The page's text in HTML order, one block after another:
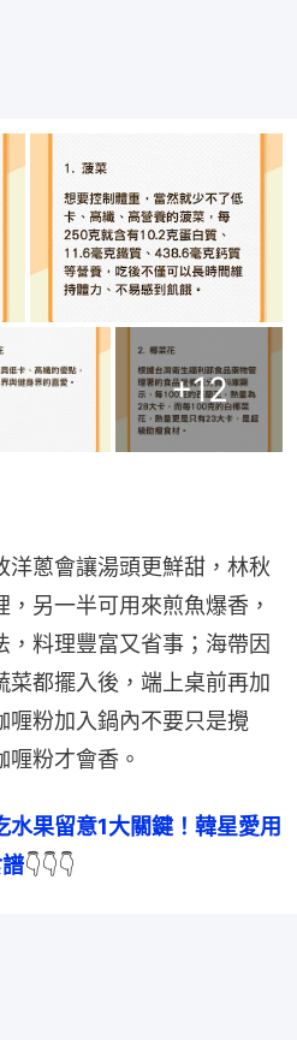
+12
洋蔥會讓湯頭更鮮甜，林秋
另一半可用來煎魚爆香，
，料理豐富又省事；海帶因
菜都擺入後，端上桌前再加
喱粉加入鍋內不要只是攪
粉才會香。
水果留意1大關鍵！韓星愛用
👇👇👇